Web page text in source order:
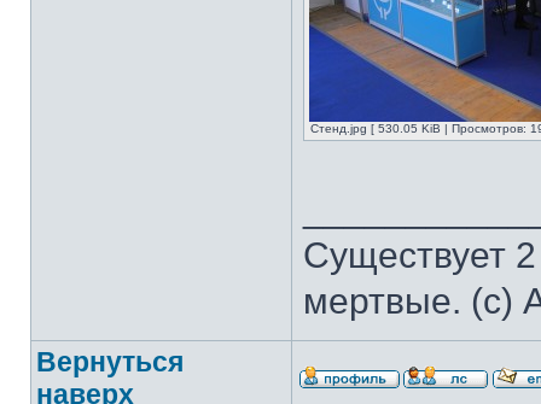
Стенд.jpg [ 530.05 KiB | Просмотров:
Существует
мертвые. (с)
Вернуться
наверх